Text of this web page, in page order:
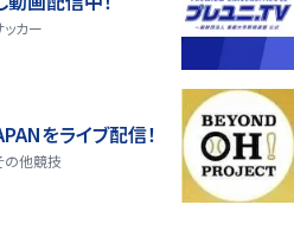
ッカー
をライブ配信！
の他競技